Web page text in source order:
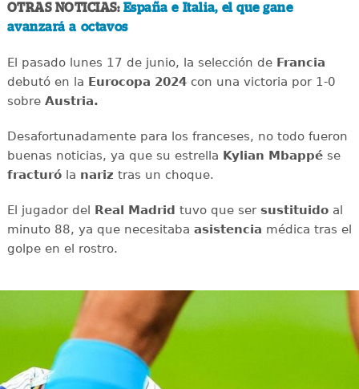
OTRAS NOTICIAS:España e Italia, el que gane
avanzará a octavos
El pasado lunes 17 de junio, la selección de Francia
debutó en la Eurocopa 2024con una victoria por 1-0
sobre Austria.
Desafortunadamente para los franceses, no todo fueron
buenas noticias, ya que su estrella Kylian Mbappése
fracturóla nariz tras un choque.
El jugador del Real Madrid tuvo que ser sustituidoal
minuto 88, ya que necesitaba asistencia médica tras el
golpe en el rostro.